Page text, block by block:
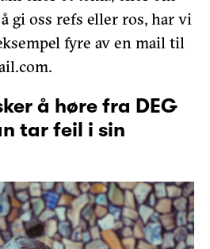
gi oss refs eller ros, har vi
fyre av en mail til
å høre fra DEG
tar feil i sin